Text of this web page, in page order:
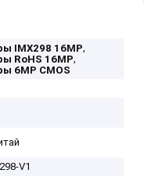
IMX298 16MP,
RoHS 16MP,
6MP CMOS
V1